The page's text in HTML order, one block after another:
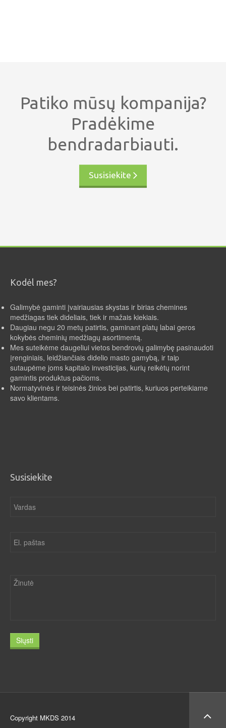
Patiko mūsų kompanija?
Pradėkime
bendradarbiauti.
Susisiekite
Kodėl mes?
Galimybė gaminti įvairiausias skystas ir birias chemines
medžiagas tiek dideliais, tiek ir mažais kiekiais.
Daugiau negu 20 metų patirtis, gaminant platų labai geros
kokybės cheminių medžiagų asortimentą.
Mes suteikėme daugeliui vietos bendrovių galimybę pasinaudoti
įrenginiais, leidžiančiais didelio masto gamybą, ir taip
sutaupėme joms kapitalo investicijas, kurių reikėtų norint
gamintis produktus pačioms.
Normatyvinės ir teisinės žinios bei patirtis, kuriuos perteikiame
savo klientams.
Susisiekite
Siųsti
Copyright MKDS 2014